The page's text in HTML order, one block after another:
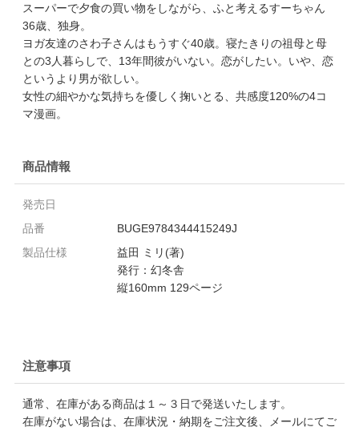
スーパーで夕食の買い物をしながら、ふと考えるすーちゃん
36歳、独身。
ヨガ友達のさわ子さんはもうすぐ40歳。寝たきりの祖母と母
との3人暮らしで、13年間彼がいない。恋がしたい。いや、恋
というより男が欲しい。
女性の細やかな気持ちを優しく掬いとる、共感度120%の4コ
マ漫画。
商品情報
発売日
品番
BUGE9784344415249J
製品仕様
益田 ミリ(著)
発行：幻冬舎
縦160mm 129ページ
注意事項
通常、在庫がある商品は１～３日で発送いたします。
在庫がない場合は、在庫状況・納期をご注文後、メールにてご